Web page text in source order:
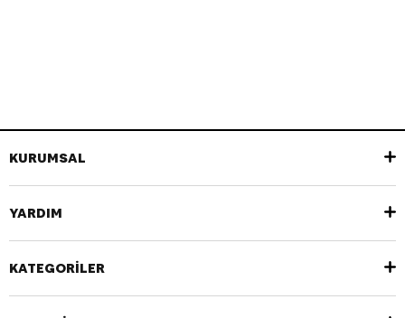
KURUMSAL
YARDIM
KATEGORİLER